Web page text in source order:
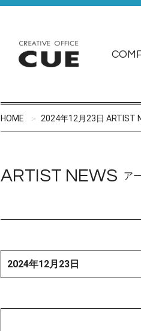
HOME 2024年12月23日 ARTIST
ARTIST NEWS ア
2024年12月23日